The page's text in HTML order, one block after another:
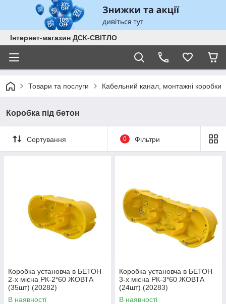
Інтернет-магазин ДСК-СВІТЛО
Товари та послуги Кабельний канал, монтажні коробки
Коробка під бетон
Сортування 0 Фільтри
Коробка установча в БЕТОН
2-х місна РК-2*60 ЖОВТА
(35шт) (20282)
В наявності
Коробка установча в БЕТОН
3-х місна РК-3*60 ЖОВТА
(24шт) (20283)
В наявності